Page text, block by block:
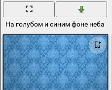
На голубом и синим фоне неба